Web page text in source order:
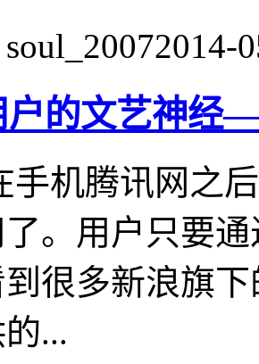
2014-
户的文艺神经
手机腾讯网之
。用户只要
很多新浪旗
...